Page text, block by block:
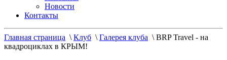
Новости
Контакты
Главная страница \ Клуб \ Галерея клуба \ BRP Travel - на
квадроциклах в КРЫМ!